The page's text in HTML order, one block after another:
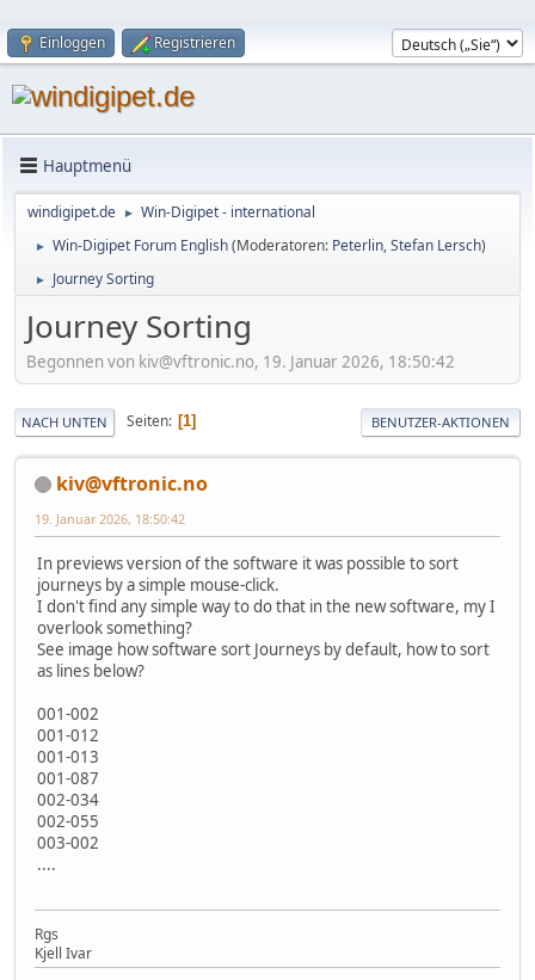
Einloggen Registrieren
Hauptmenü
windigipet.de ► Win-Digipet - international
► Win-Digipet Forum English(Moderatoren: Peterlin,Stefan Lersch)
► Journey Sorting
Journey Sorting
Begonnen von kiv@vftronic.no, 19. Januar 2026, 18:50:42
NACH UNTEN Seiten 1 BENUTZER-AKTIONEN
kiv@vftronic.no
19. Januar 2026, 18:50:42
In previews version of the software it was possible to sort
journeys by a simple mouse-click.
I don't find any simple way to do that in the new software, my I
overlook something?
See image how software sort Journeys by default, how to sort
as lines below?
001-002
001-012
001-013
001-087
002-034
002-055
003-002
....
Rgs
Kjell Ivar